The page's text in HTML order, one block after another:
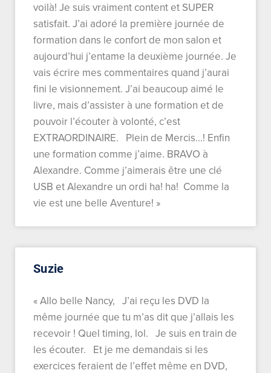
voilà! Je suis vraiment content et SUPER
satisfait. J’ai adoré la première journée de
formation dans le confort de mon salon et
aujourd’hui j’entame la deuxième journée. Je
vais écrire mes commentaires quand j’aurai
fini le visionnement. J’ai beaucoup aimé le
livre, mais d’assister à une formation et de
pouvoir l’écouter à volonté, c’est
EXTRAORDINAIRE. Plein de Mercis…! Enfin
une formation comme j’aime. BRAVO à
Alexandre. Comme j’aimerais être une clé
USB et Alexandre un ordi ha! ha! Comme la
vie est une belle Aventure! »
Suzie
« Allo belle Nancy, J’ai reçu les DVD la
même journée que tu m’as dit que j’allais les
recevoir ! Quel timing, lol. Je suis en train de
les écouter. Et je me demandais si les
exercices feraient de l’effet même en DVD,